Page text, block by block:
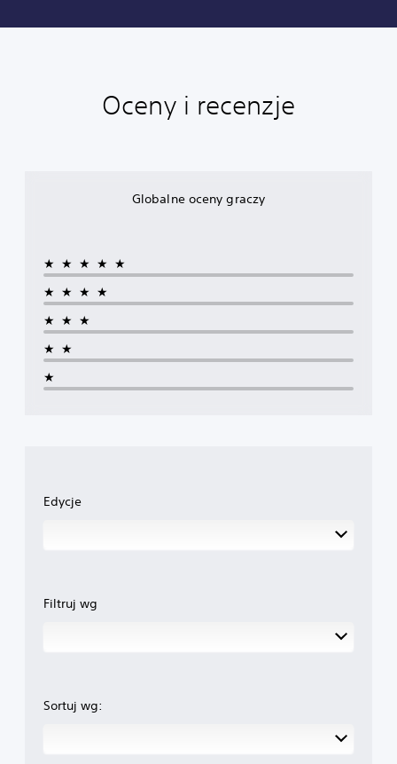
Oceny i recenzje
Globalne oceny graczy
★★★★★
★★★★
★★★
★★
★
Edycje
Filtruj wg
Sortuj wg: